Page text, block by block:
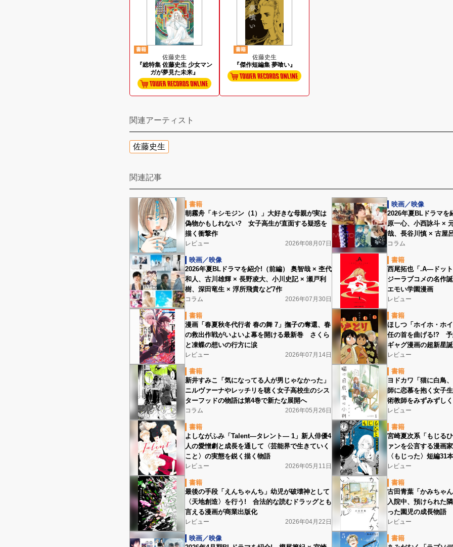
書籍
佐藤史生
『総特集 佐藤史生 少女マン
ガが夢見た未来』
書籍
佐藤史生
『傑作短編集 夢喰い』
関連アーティスト
佐藤史生
関連記事
書籍
朝霧舟「キシモジン（1）」大好きな母親が実は
偽物かもしれない? 女子高生が直面する疑惑を
描く衝撃作
レビュー 2026年08月07日
映画／映像
2026年夏BLドラマを
原一心、小西詠斗 ×
哉、長谷川慎 × 古屋
コラム
映画／映像
2026年夏BLドラマを紹介!（前編） 奥智哉 × 杢代
和人、古川雄輝 × 長野凌大、小川史記 × 瀬戸利
樹、深田竜生 × 浮所飛貴など7作
コラム 2026年07月30日
書籍
西尾拓也「.A―ドッ
ジーラブコメの名作
エモい学園漫画
レビュー
書籍
漫画「春夏秋冬代行者 春の舞 7」撫子の奪還、春
の救出作戦がいよいよ幕を開ける最新巻 さくら
と凍蝶の想いの行方に涙
レビュー 2026年07月14日
書籍
ほしつ「ホイホ・ホ
任の首を曲げる!? 予
ギャグ漫画の超新星
レビュー
書籍
新井すみこ「気になってる人が男じゃなかった」
ニルヴァーナやレッチリを聴く女子高校生のシス
ターフッドの物語は第4巻で新たな展開へ
コラム 2026年05月26日
書籍
ヨドカワ「猫に白鳥
師に恋慕を抱く女子
術教師をみずみずし
レビュー
書籍
よしながふみ「Talent―タレント― 1」新人俳優4
人の愛憎劇と成長を通して〈芸能界で生きていく
こと〉の実態を鋭く描く物語
レビュー 2026年05月11日
書籍
宮崎夏次系「もじる
ァンを公言する漫画
〈もじった〉短編31
レビュー
書籍
最後の手段「えんちゃんち」幼児が破壊神として
〈天地創造〉を行う! 合法的な読むドラッグとも
言える漫画が商業出版化
レビュー 2026年04月22日
書籍
古田青葉「かみちゃ
入院中、預けられた
った園児の成長物語
レビュー
映画／映像
書籍